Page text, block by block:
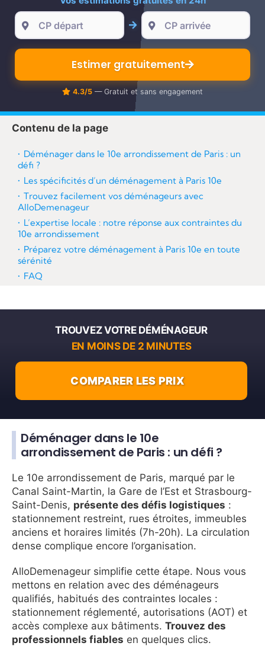
Estimer gratuitement
4.3/5 — Gratuit et sans engagement
Déménager dans le 10e
arrondissement de Paris : un défi ?
Le 10e arrondissement de Paris, marqué par le
Canal Saint-Martin, la Gare de l’Est et Strasbourg-
Saint-Denis, présente des défis logistiques :
stationnement restreint, rues étroites, immeubles
anciens et horaires limités (7h-20h). La circulation
dense complique encore l’organisation.
AlloDemenageur simplifie cette étape. Nous vous
mettons en relation avec des déménageurs
qualifiés, habitués des contraintes locales :
stationnement réglementé, autorisations (AOT) et
accès complexe aux bâtiments. Trouvez des
professionnels fiables en quelques clics.
Contenu de la page
Déménager dans le 10e arrondissement de Paris : un
défi ?
Les spécificités d’un déménagement à Paris 10e
Trouvez facilement vos déménageurs avec
AlloDemenageur
L’expertise locale : notre réponse aux contraintes du
10e arrondissement
Préparez votre déménagement à Paris 10e en toute
sérénité
FAQ
TROUVEZ VOTRE DÉMÉNAGEUR
EN MOINS DE 2 MINUTES
COMPARER LES PRIX